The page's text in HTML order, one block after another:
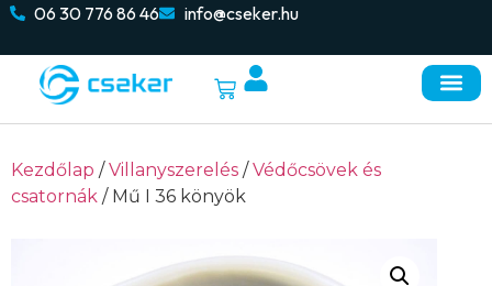
06 30 776 86 46 info@cseker.hu
Kezdőlap /Villanyszerelés /Védőcsövek és
csatornák / Mű I 36 könyök